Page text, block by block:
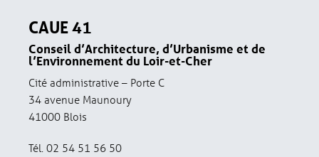
CAUE 41
Conseil d’Architecture, d’Urbanisme et de
l’Environnement du Loir-et-Cher
Cité administrative – Porte C
34 avenue Maunoury
41000 Blois
Tél. 02 54 51 56 50